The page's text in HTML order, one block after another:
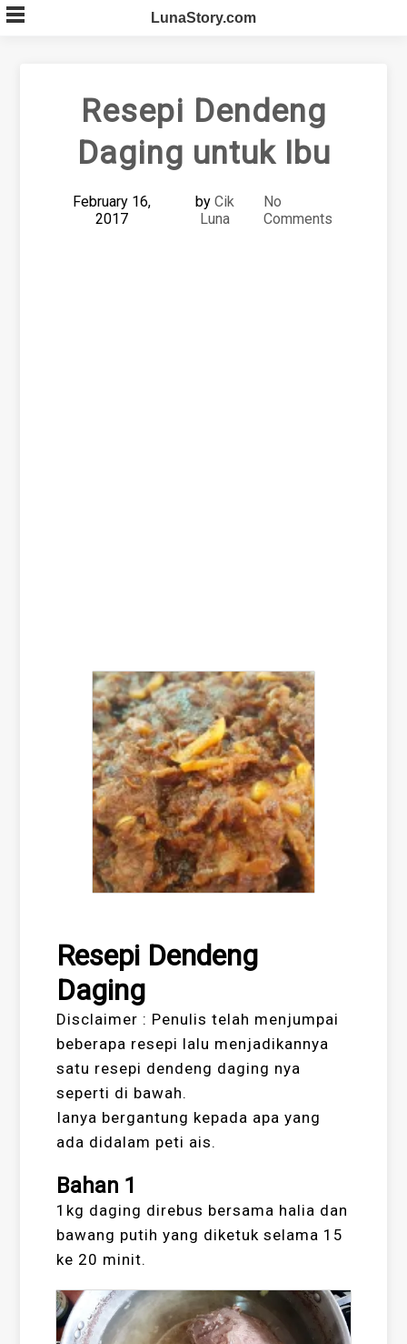
Skip
to
LunaStory.com
Resepi Dendeng
Daging untuk Ibu
February 16,
2017
by Cik
Luna
No
Comments
Resepi Dendeng
Daging
Disclaimer : Penulis telah menjumpai
beberapa resepi lalu menjadikannya
satu resepi dendeng daging nya
seperti di bawah.
Ianya bergantung kepada apa yang
ada didalam peti ais.
Bahan 1
1kg daging direbus bersama halia dan
bawang putih yang diketuk selama 15
ke 20 minit.